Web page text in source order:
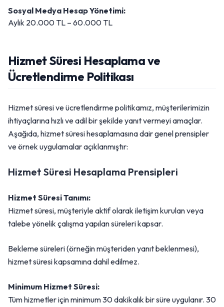
Sosyal Medya Hesap Yönetimi:
Aylık 20.000 TL – 60.000 TL
Hizmet Süresi Hesaplama ve
Ücretlendirme Politikası
Hizmet süresi ve ücretlendirme politikamız, müşterilerimizin
ihtiyaçlarına hızlı ve adil bir şekilde yanıt vermeyi amaçlar.
Aşağıda, hizmet süresi hesaplamasına dair genel prensipler
ve örnek uygulamalar açıklanmıştır:
Hizmet Süresi Hesaplama Prensipleri
Hizmet Süresi Tanımı:
Hizmet süresi, müşteriyle aktif olarak iletişim kurulan veya
talebe yönelik çalışma yapılan süreleri kapsar.
Bekleme süreleri (örneğin müşteriden yanıt beklenmesi),
hizmet süresi kapsamına dahil edilmez.
Minimum Hizmet Süresi:
Tüm hizmetler için minimum 30 dakikalık bir süre uygulanır. 30